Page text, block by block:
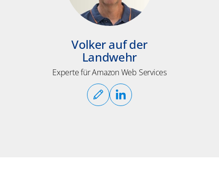
Volker auf der
Landwehr
Experte für Amazon Web Services